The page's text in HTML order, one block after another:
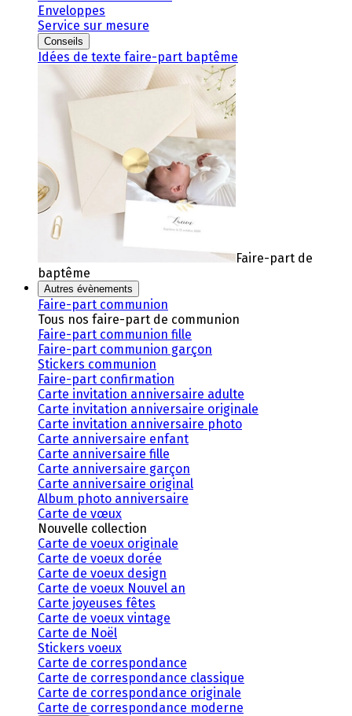
Enveloppes
Service sur mesure
Conseils
Idées de texte faire-part baptême
Faire-part de
baptême
Autres évènements
Faire-part communion
Tous nos faire-part de communion
Faire-part communion fille
Faire-part communion garçon
Stickers communion
Faire-part confirmation
Carte invitation anniversaire adulte
Carte invitation anniversaire originale
Carte invitation anniversaire photo
Carte anniversaire enfant
Carte anniversaire fille
Carte anniversaire garçon
Carte anniversaire original
Album photo anniversaire
Carte de vœux
Nouvelle collection
Carte de voeux originale
Carte de voeux dorée
Carte de voeux design
Carte de voeux Nouvel an
Carte joyeuses fêtes
Carte de voeux vintage
Carte de Noël
Stickers voeux
Carte de correspondance
Carte de correspondance classique
Carte de correspondance originale
Carte de correspondance moderne